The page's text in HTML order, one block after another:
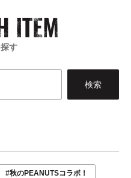
す
#秋のPEANUTSコラボ！